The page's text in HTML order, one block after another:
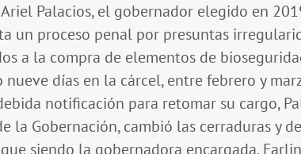
Palacios, el gobernador elegido en
un proceso penal por presuntas
a la compra de elementos de
días en la cárcel, entre febrero y
notificación para retomar su cargo,
la Gobernación, cambió las cerraduras y
siendo la gobernadora encargada,